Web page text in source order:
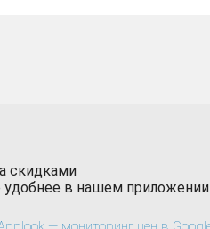
скидками
удобнее в нашем приложении